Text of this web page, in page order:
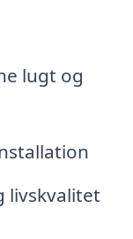
lugt og
livskvalitet